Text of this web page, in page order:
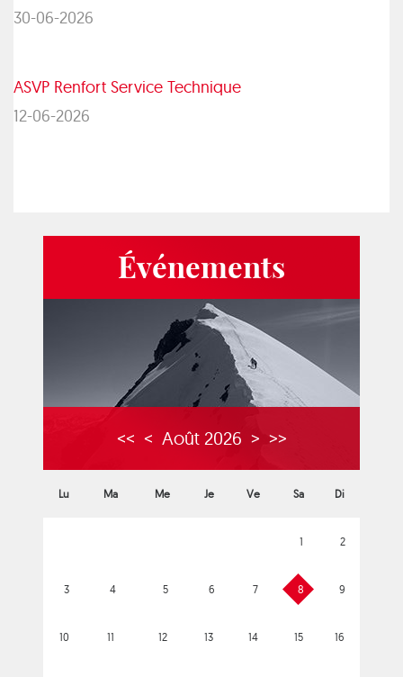
30-06-2026
ASVP Renfort Service Technique
12-06-2026
Événements
<< < Août 2026 > >>
Lu Ma Me Je Ve Sa Di
1 2
3 4 5 6 7 8 9
10 11 12 13 14 15 16